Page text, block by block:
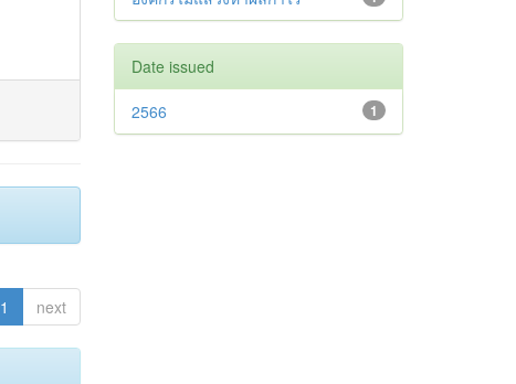
1 next
Date issued
1
2566